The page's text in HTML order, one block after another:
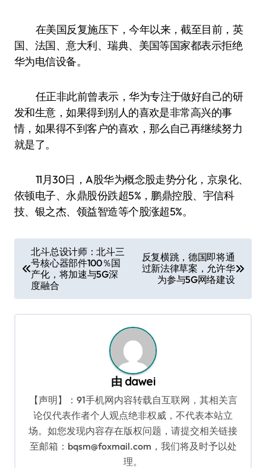
在美国反复施压下，今年以来，截至目前，英
国、法国、意大利、瑞典、美国等国家都表示拒绝
华为电信设备。
任正非此前曾表示，华为专注于做好自己的研
发和生意，如果得到别人的喜欢是非常高兴的事
情，如果得不到客户的喜欢，那么自己再继续努力
就是了。
11月30日，A股华为概念股走势分化，京泉化、
依顿电子、永鼎股份跌超5%，鹏鼎控股、宇信科
技、银之杰、领益智造等个股涨超5%。
章
北斗总设计师：北斗三
号核心器部件100％国
产化，将加速与5G深
度融合
反复横跳，德国即将通
过新法律草案，允许华
为参与5G网络建设
由 dawei
【声明】：91手机网内容转载自互联网，其相关言
论仅代表作者个人观点绝非权威，不代表本站立
场。如您发现内容存在版权问题，请提交相关链接
至邮箱：bqsm@foxmail.com，我们将及时予以处
理。